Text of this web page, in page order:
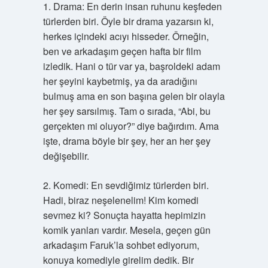
1. Drama: En derin insan ruhunu keşfeden
türlerden biri. Öyle bir drama yazarsın ki,
herkes içindeki acıyı hisseder. Örneğin,
ben ve arkadaşım geçen hafta bir film
izledik. Hani o tür var ya, başroldeki adam
her şeyini kaybetmiş, ya da aradığını
bulmuş ama en son başına gelen bir olayla
her şey sarsılmış. Tam o sırada, “Abi, bu
gerçekten mi oluyor?” diye bağırdım. Ama
işte, drama böyle bir şey, her an her şey
değişebilir.
2. Komedi: En sevdiğimiz türlerden biri.
Hadi, biraz neşelenelim! Kim komedi
sevmez ki? Sonuçta hayatta hepimizin
komik yanları vardır. Mesela, geçen gün
arkadaşım Faruk’la sohbet ediyorum,
konuya komediyle girelim dedik. Bir